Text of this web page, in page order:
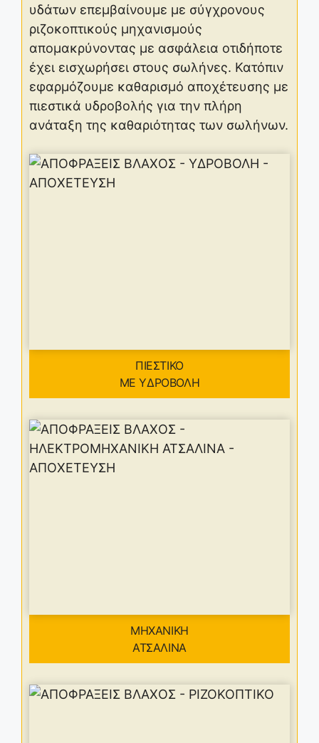
υδάτων επεμβαίνουμε με σύγχρονους
ριζοκοπτικούς μηχανισμούς
απομακρύνοντας με ασφάλεια οτιδήποτε
έχει εισχωρήσει στους σωλήνες. Κατόπιν
εφαρμόζουμε καθαρισμό αποχέτευσης με
πιεστικά υδροβολής για την πλήρη
ανάταξη της καθαριότητας των σωλήνων.
ΠΙΕΣΤΙΚΟ
ΜΕ ΥΔΡΟΒΟΛΗ
ΜΗΧΑΝΙΚΗ
ΑΤΣΑΛΙΝΑ